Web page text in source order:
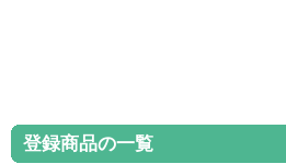
登録商品の一覧